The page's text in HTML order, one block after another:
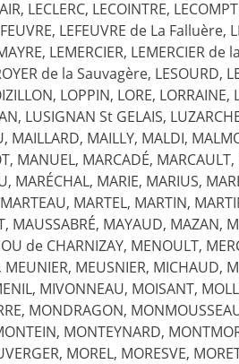
LECLERC, LECOINTRE,
LEFEUVRE de La Falluère,
LEMERCIER, LEMERCIER de
de la Sauvagère, LESOURD,
LOPPIN, LORE, LORRAINE,
LUSIGNAN St GELAIS,
MAILLARD, MAILLY, MALDI,
MANUEL, MARCADÉ, MARCAULT,
MARÉCHAL, MARIE, MARIUS,
MARTEL, MARTIN,
MAUSSABRÉ, MAYAUD, MAZAN,
de CHARNIZAY, MENOULT,
MEUNIER, MEUSNIER, MICHAUD,
MIVONNEAU, MOISANT,
MONDRAGON,
MONTEYNARD,
MOREL, MORESVE,